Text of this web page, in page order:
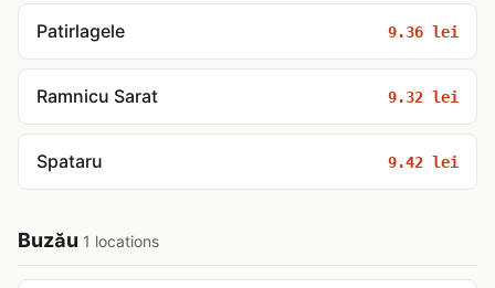
Patirlagele 9.36 lei
Ramnicu Sarat 9.32 lei
Spataru 9.42 lei
Buzău 1 locations